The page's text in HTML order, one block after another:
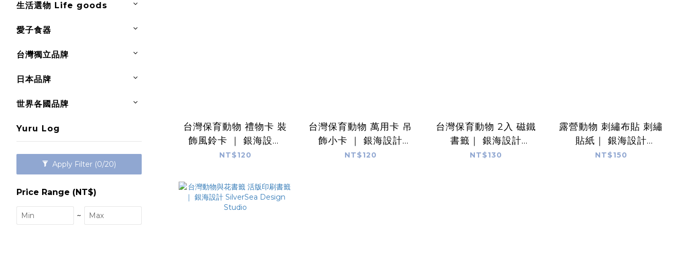
生活選物 Life goods
愛子食器
台灣獨立品牌
日本品牌
世界各國品牌
Yuru Log
Apply Filter (0/20)
Price Range (NT$)
~
台灣保育動物 禮物卡 裝
飾風鈴卡 ｜ 銀海設計
SilverSea Design
NT$120
台灣保育動物 萬用卡 吊
飾小卡 ｜ 銀海設計
SilverSea Design
NT$120
台灣保育動物 2入 磁鐵
書籤｜ 銀海設計
SilverSea Design
NT$130
露營動物 刺繡布貼 刺繡
貼紙｜ 銀海設計
SilverSea Design
NT$150